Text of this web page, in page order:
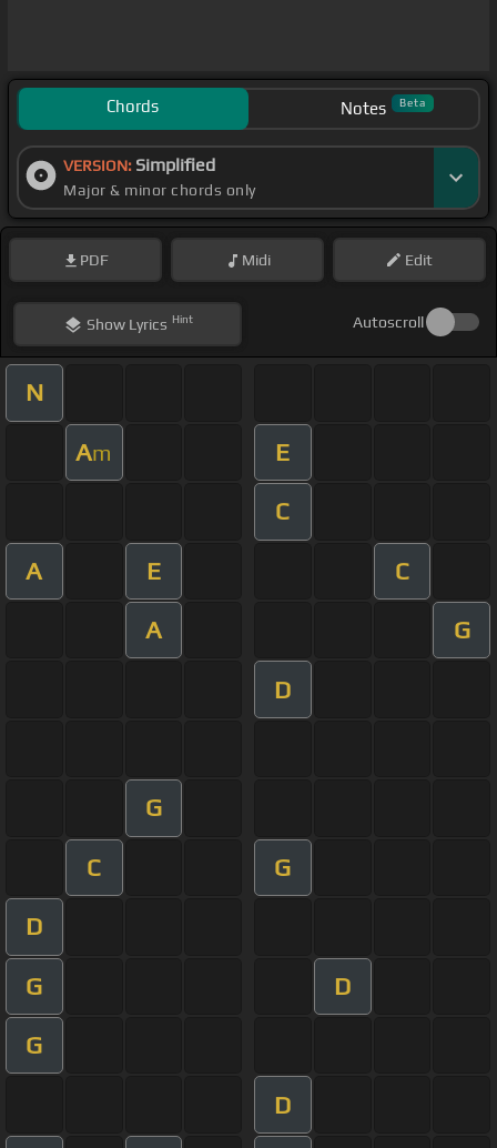
Chords Notes Beta
VERSION: Simplified
Major & minor chords only
PDF Midi Edit
ShowLyrics Hint Autoscroll
N
Am E
C
A E C
A G
D
G
C G
D
G D
G
D